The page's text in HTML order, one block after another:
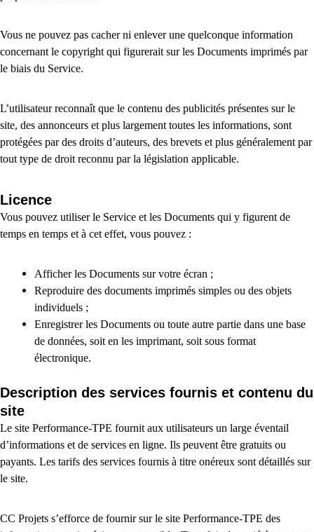
Vous ne pouvez pas cacher ni enlever une quelconque information
concernant le copyright qui figurerait sur les Documents imprimés par
le biais du Service.
L’utilisateur reconnaît que le contenu des publicités présentes sur le
site, des annonceurs et plus largement toutes les informations, sont
protégées par des droits d’auteurs, des brevets et plus généralement par
tout type de droit reconnu par la législation applicable.
Licence
Vous pouvez utiliser le Service et les Documents qui y figurent de
temps en temps et à cet effet, vous pouvez :
Afficher les Documents sur votre écran ;
Reproduire des documents imprimés simples ou des objets
individuels ;
Enregistrer les Documents ou toute autre partie dans une base
de données, soit en les imprimant, soit sous format
électronique.
Description des services fournis et contenu du
site
Le site Performance-TPE fournit aux utilisateurs un large éventail
d’informations et de services en ligne. Ils peuvent être gratuits ou
payants. Les tarifs des services fournis à titre onéreux sont détaillés sur
le site.
CC Projets s’efforce de fournir sur le site Performance-TPE des